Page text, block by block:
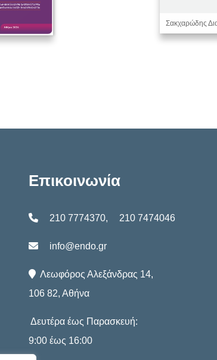
Σακχαρώδης
Επικοινωνία
210 7774370, 210 7474046
info@endo.gr
Λεωφόρος Αλεξάνδρας 14,
106 82, Αθήνα
Δευτέρα έως Παρασκευή:
9:00 έως 16:00